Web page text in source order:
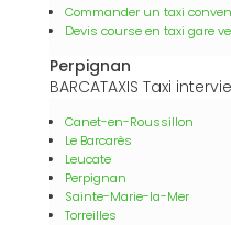
Commander un taxi
Devis course en taxi gare
Perpignan
BARCATAXIS Taxi
Canet-en-Roussillon
Le Barcarès
Leucate
Perpignan
Sainte-Marie-la-Mer
Torreilles